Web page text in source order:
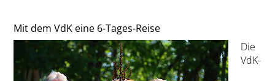
Mit dem VdK eine 6-Tages-Reise
Die
VdK-